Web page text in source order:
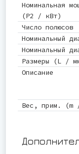
Номинальная
(P2 / кВт)
Число полюсов
Номинальный
Номинальный
Размеры (L /
Описание
Вес, прим. (m